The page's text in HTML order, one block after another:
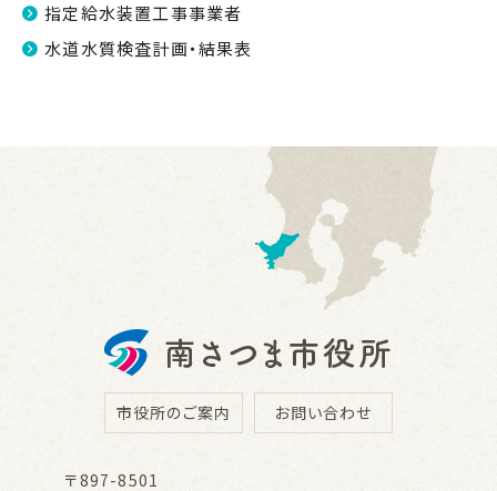
指定給水装置工事事業者
水道水質検査計画・結果表
市役所のご案内 お問い合わせ
〒897-8501